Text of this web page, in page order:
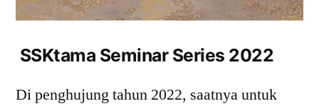
SSKtama Seminar Series 2022
Di penghujung tahun 2022, saatnya untuk